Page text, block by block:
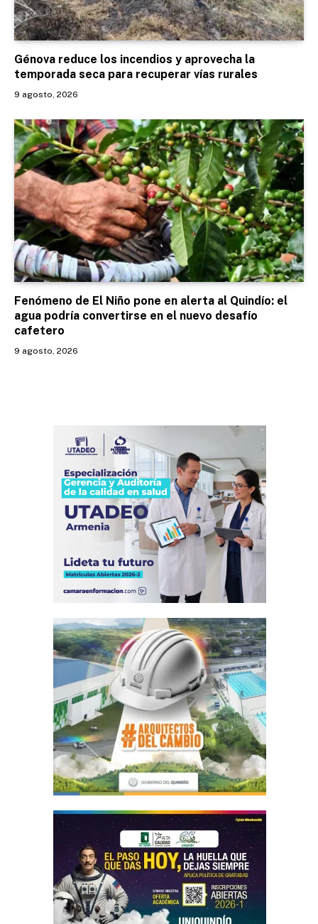
Génova reduce los incendios y aprovecha la
temporada seca para recuperar vías rurales
9 agosto, 2026
Fenómeno de El Niño pone en alerta al Quindío: el
agua podría convertirse en el nuevo desafío
cafetero
9 agosto, 2026